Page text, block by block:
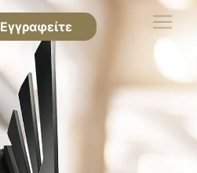
Εγγραφείτε